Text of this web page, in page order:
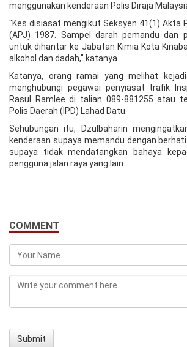
menggunakan kenderaan Polis Diraja
"Kes disiasat mengikut Seksyen 41(1) Akta
(APJ) 1987. Sampel darah pemandu dan
untuk dihantar ke Jabatan Kimia Kota
alkohol dan dadah," katanya.
Katanya, orang ramai yang melihat
menghubungi pegawai penyiasat trafik
Rasul Ramlee di talian 089-881255 atau
Polis Daerah (IPD) Lahad Datu.
Sehubungan itu, Dzulbaharin
kenderaan supaya memandu dengan
supaya tidak mendatangkan bahaya
pengguna jalan raya yang lain.
COMMENT
Submit